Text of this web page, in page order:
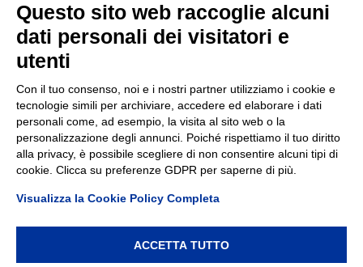
TEP spa
Via Taro 12
43125 Parma
Tel. 0521.2141
E-mail:tep@tep.pr.it
Informazioni :info@tep.pr.it
PEC:tepspa@pec.it
Questo sito web raccoglie alcuni
dati personali dei visitatori e
utenti
Con il tuo consenso, noi e i nostri partner utilizziamo i cookie e
tecnologie simili per archiviare, accedere ed elaborare i dati
personali come, ad esempio, la visita al sito web o la
personalizzazione degli annunci. Poiché rispettiamo il tuo diritto
alla privacy, è possibile scegliere di non consentire alcuni tipi di
cookie. Clicca su preferenze GDPR per saperne di più.
Visualizza la Cookie Policy Completa
ACCETTA TUTTO